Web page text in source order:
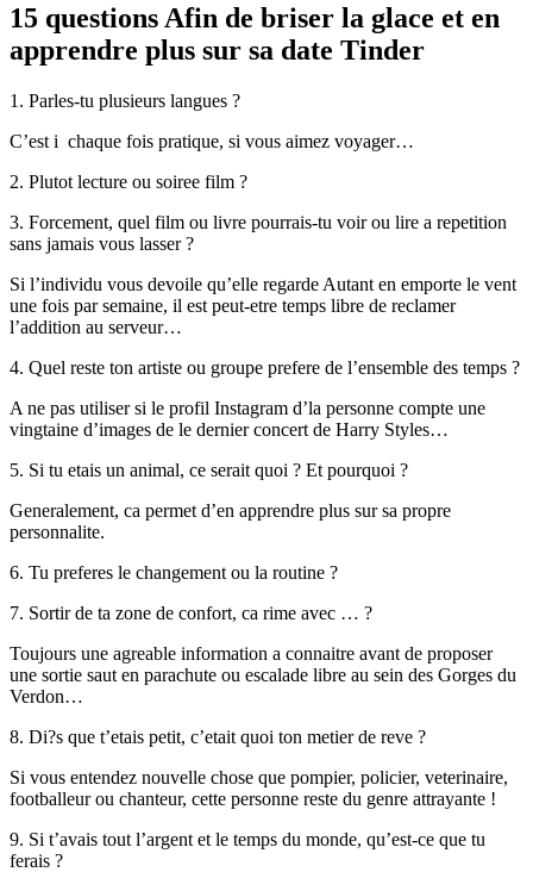
15 questions Afin de briser la glace et en
apprendre plus sur sa date Tinder
1. Parles-tu plusieurs langues ?
C’est i chaque fois pratique, si vous aimez voyager…
2. Plutot lecture ou soiree film ?
3. Forcement, quel film ou livre pourrais-tu voir ou lire a repetition
sans jamais vous lasser ?
Si l’individu vous devoile qu’elle regarde Autant en emporte le vent
une fois par semaine, il est peut-etre temps libre de reclamer
l’addition au serveur…
4. Quel reste ton artiste ou groupe prefere de l’ensemble des temps ?
A ne pas utiliser si le profil Instagram d’la personne compte une
vingtaine d’images de le dernier concert de Harry Styles…
5. Si tu etais un animal, ce serait quoi ? Et pourquoi ?
Generalement, ca permet d’en apprendre plus sur sa propre
personnalite.
6. Tu preferes le changement ou la routine ?
7. Sortir de ta zone de confort, ca rime avec … ?
Toujours une agreable information a connaitre avant de proposer
une sortie saut en parachute ou escalade libre au sein des Gorges du
Verdon…
8. Di?s que t’etais petit, c’etait quoi ton metier de reve ?
Si vous entendez nouvelle chose que pompier, policier, veterinaire,
footballeur ou chanteur, cette personne reste du genre attrayante !
9. Si t’avais tout l’argent et le temps du monde, qu’est-ce que tu
ferais ?